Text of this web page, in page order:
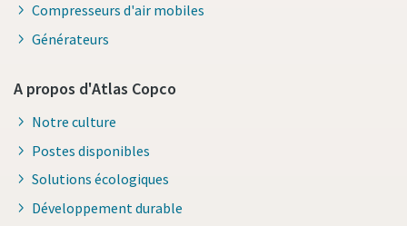
Compresseurs d'air mobiles
Générateurs
A propos d'Atlas Copco
Notre culture
Postes disponibles
Solutions écologiques
Développement durable